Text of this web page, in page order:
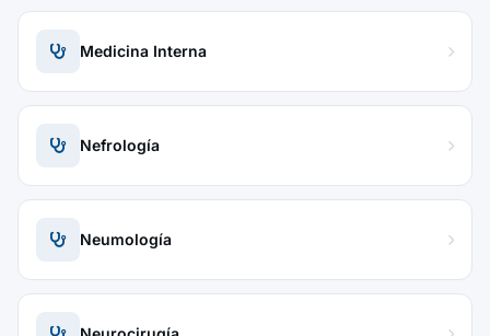
Medicina Interna
Nefrología
Neumología